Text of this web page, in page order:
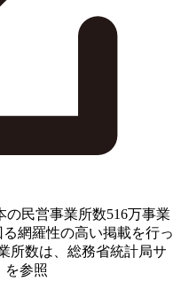
民営事業所数516万事業
網羅性の高い掲載を行っ
所数は、総務省統計局サ
を参照